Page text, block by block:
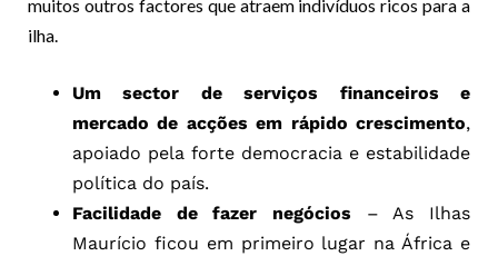
muitos outros factores que atraem indivíduos ricos para a
ilha.
Um sector de serviços financeiros e
mercado de acções em rápido crescimento,
apoiado pela forte democracia e estabilidade
política do país.
Facilidade de fazer negócios – As Ilhas
Maurício ficou em primeiro lugar na África e